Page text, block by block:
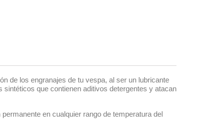
de los engranajes de tu vespa, al ser un lubricante
que contienen aditivos detergentes y atacan
en cualquier rango de temperatura del